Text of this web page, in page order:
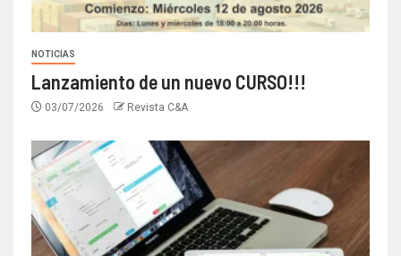
NOTICIAS
Lanzamiento de un nuevo CURSO!!!
03/07/2026 Revista C&A